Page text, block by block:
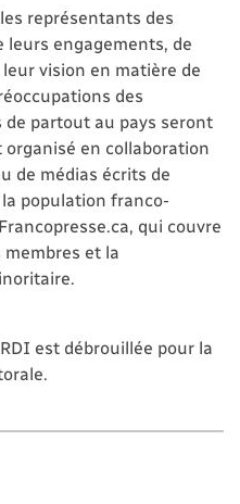
représentants des
leurs engagements, de
vision en matière de
des
partout au pays seront
organisé en collaboration
de médias écrits de
population franco-
qui couvre
membres et la
est débrouillée pour la